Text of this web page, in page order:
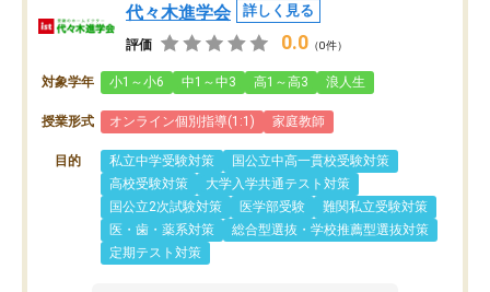
代々木進学会 詳しく見る
評価 0.0 （0件）
対象学年 小1～小6 中1～中3 高1～高3 浪人生
授業形式 オンライン個別指導(1:1) 家庭教師
目的 私立中学受験対策
国公立中高一貫校受験対策
高校受験対策
大学入学共通テスト対策
国公立2次試験対策
医学部受験
難関私立受験対策
医・歯・薬系対策
総合型選抜・学校推薦型選抜対策
定期テスト対策